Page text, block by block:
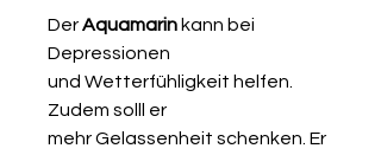
DerAquamarin kann bei
Depressionen
und Wetterfühligkeit helfen.
Zudem solll er
mehr Gelassenheit schenken. Er